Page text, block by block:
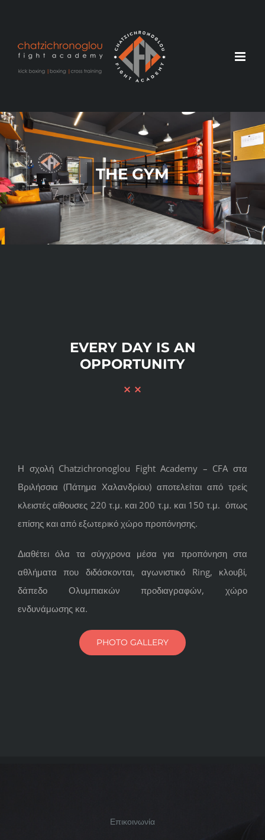
THE GYM
EVERY DAY IS AN
OPPORTUNITY
Η σχολή Chatzichronoglou Fight Academy – CFA στα
Βριλήσσια (Πάτημα Χαλανδρίου) αποτελείται από τρείς
κλειστές αίθουσες 220 τ.μ. και 200 τ.μ. και 150 τ.μ. όπως
επίσης και από εξωτερικό χώρο προπόνησης.
Διαθέτει όλα τα σύγχρονα μέσα για προπόνηση στα
αθλήματα που διδάσκονται, αγωνιστικό Ring, κλουβί,
δάπεδο Ολυμπιακών προδιαγραφών, χώρο
ενδυνάμωσης κα.
PHOTO GALLERY
Επικοινωνία